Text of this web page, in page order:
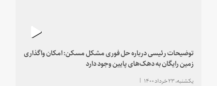
توضیحات رئیسی درباره حل فوری مشکل مسکن: امکان واگذاری
زمین رایگان به دهک‌های پایین وجود دارد
یکشنبه، ۲۳ خرداد ۱۴۰۰